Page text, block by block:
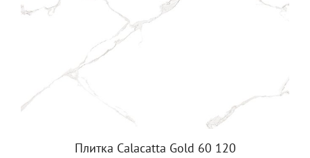
Плитка Calacatta Gold 60 120